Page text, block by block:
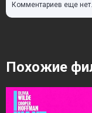
Комментариев еще
Похожие